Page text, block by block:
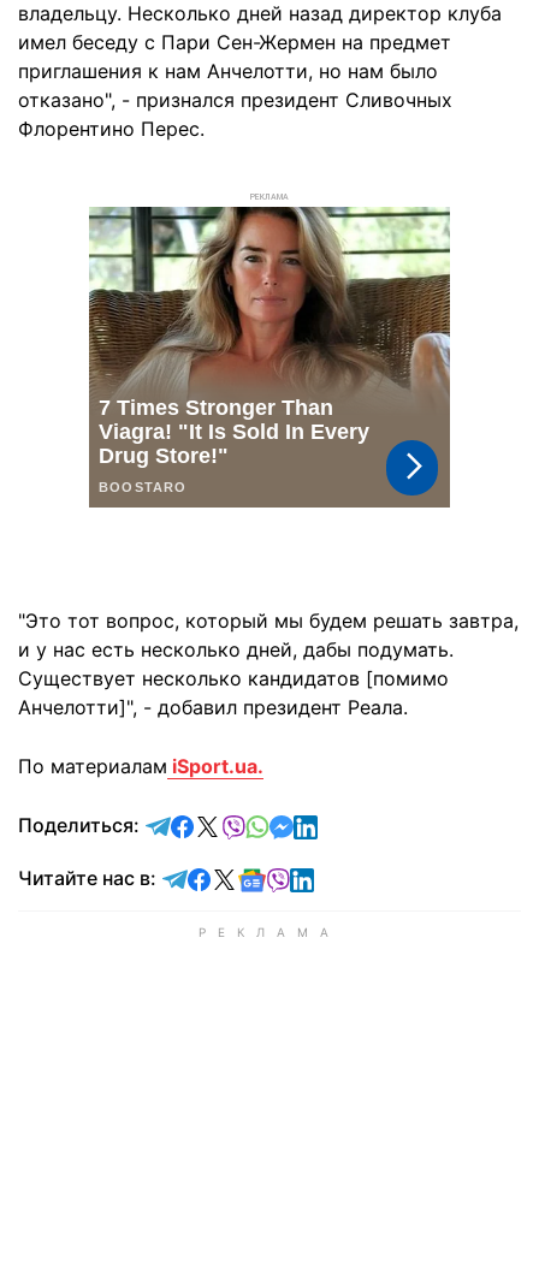
владельцу. Несколько дней назад директор клуба
имел беседу с Пари Сен-Жермен на предмет
приглашения к нам Анчелотти, но нам было
отказано", - признался президент Сливочных
Флорентино Перес.
РЕКЛАМА
"Это тот вопрос, который мы будем решать завтра,
и у нас есть несколько дней, дабы подумать.
Существует несколько кандидатов [помимо
Анчелотти]", - добавил президент Реала.
По материалам iSport.ua.
Поделиться: отправить в Telegram
поделиться в Facebook
поделиться в X
отправить в Viber
отправить в Whatsapp
отправить в Messenger
отправить в LinkedIn
Читайте нас в: Читайте в Telegram
Читайте в Facebook
Читайте в X
Читайте в Google news
Читайте в Viber
Читайте в LinkedIn